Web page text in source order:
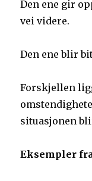
Den ene gir
vei videre.
Den ene blir
Forskjellen
situasjonen
Eksempler